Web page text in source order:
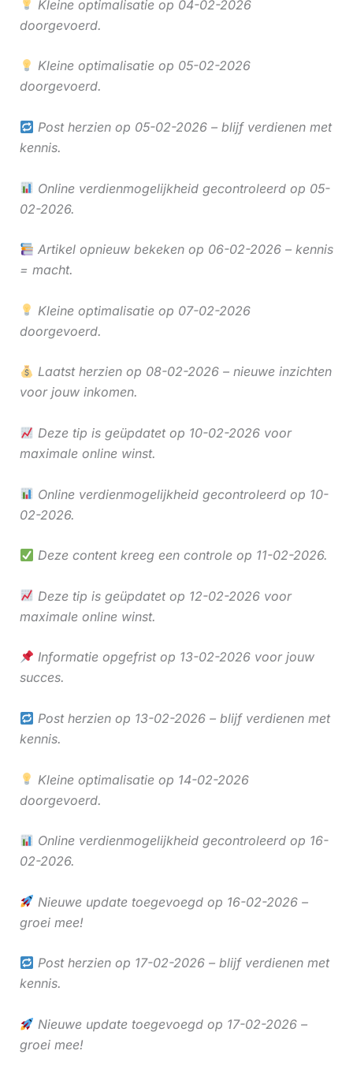
Kleine optimalisatie op 04-02-2026
doorgevoerd.
Kleine optimalisatie op 05-02-2026
doorgevoerd.
Post herzien op 05-02-2026 – blijf verdienen met
kennis.
Online verdienmogelijkheid gecontroleerd op 05-
02-2026.
Artikel opnieuw bekeken op 06-02-2026 – kennis
= macht.
Kleine optimalisatie op 07-02-2026
doorgevoerd.
Laatst herzien op 08-02-2026 – nieuwe inzichten
voor jouw inkomen.
Deze tip is geüpdatet op 10-02-2026 voor
maximale online winst.
Online verdienmogelijkheid gecontroleerd op 10-
02-2026.
Deze content kreeg een controle op 11-02-2026.
Deze tip is geüpdatet op 12-02-2026 voor
maximale online winst.
Informatie opgefrist op 13-02-2026 voor jouw
succes.
Post herzien op 13-02-2026 – blijf verdienen met
kennis.
Kleine optimalisatie op 14-02-2026
doorgevoerd.
Online verdienmogelijkheid gecontroleerd op 16-
02-2026.
Nieuwe update toegevoegd op 16-02-2026 –
groei mee!
Post herzien op 17-02-2026 – blijf verdienen met
kennis.
Nieuwe update toegevoegd op 17-02-2026 –
groei mee!